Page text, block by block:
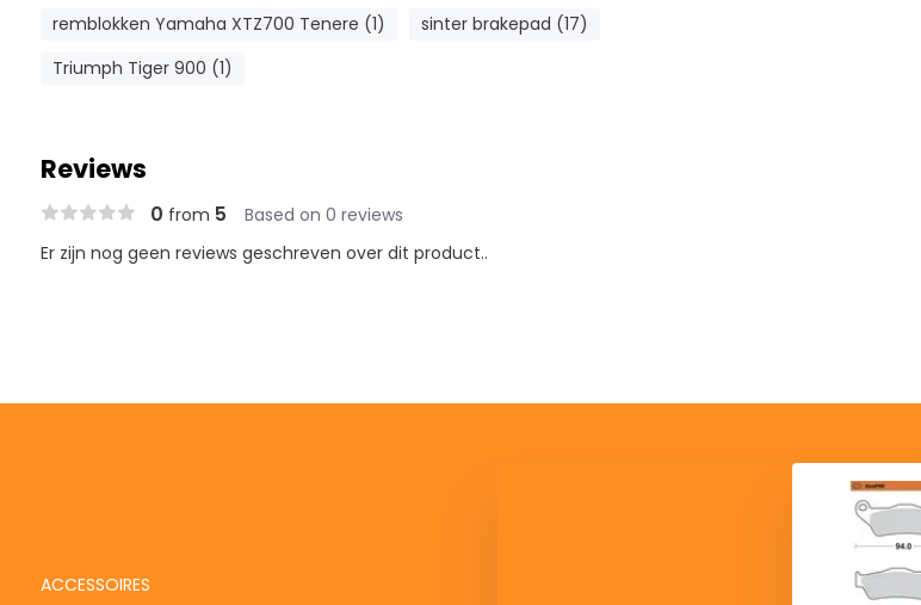
remblokken Yamaha XTZ700 Tenere (1)
sinter brakepad (17)
Triumph Tiger 900 (1)
Reviews
0 from 5 Based on 0 reviews
Er zijn nog geen reviews geschreven over dit product..
ACCESSOIRES